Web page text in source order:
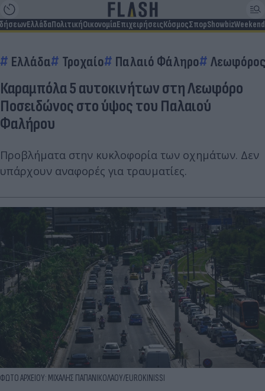
ΕλλάδαΠολιτικήΟικονομίαΕπιχειρήσειςΚόσμοςΣπορShowbizWeekend
Ελλάδα Τροχαίο Παλαιό Φάληρο
Καραμπόλα 5 αυτοκινήτων στη Λεωφόρο
Ποσειδώνος στο ύψος του Παλαιού
Φαλήρου
Προβλήματα στην κυκλοφορία των οχημάτων. Δεν
υπάρχουν αναφορές για τραυματίες.
ΦΩΤΟ ΑΡΧΕΙΟΥ: ΜΙΧΑΛΗΣ ΠΑΠΑΝΙΚΟΛΑΟΥ/EUROKINISSI